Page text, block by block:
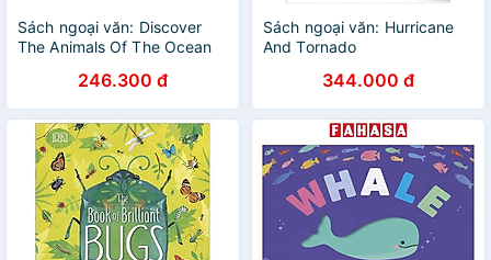
Sách ngoại văn: Discover
The Animals Of The Ocean
246.300 đ
Sách ngoại văn: Hurricane
And Tornado
344.000 đ